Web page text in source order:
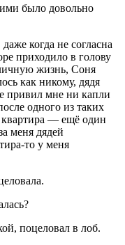
было довольно
когда не согласна
приходило в голову
жизнь, Соня
как никому, дядя
привил мне ни капли
одного из таких
квартира — ещё один
меня дядей
то у меня
поцеловал в лоб.